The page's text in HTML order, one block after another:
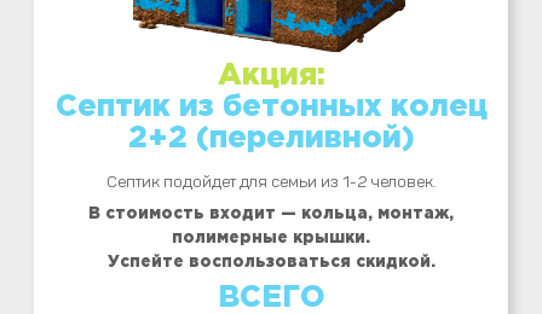
Акция:
Септик из бетонных колец
2+2 (переливной)
Септик подойдет для семьи из 1-2 человек.
В стоимость входит — кольца, монтаж,
полимерные крышки.
Успейте воспользоваться скидкой.
ВСЕГО